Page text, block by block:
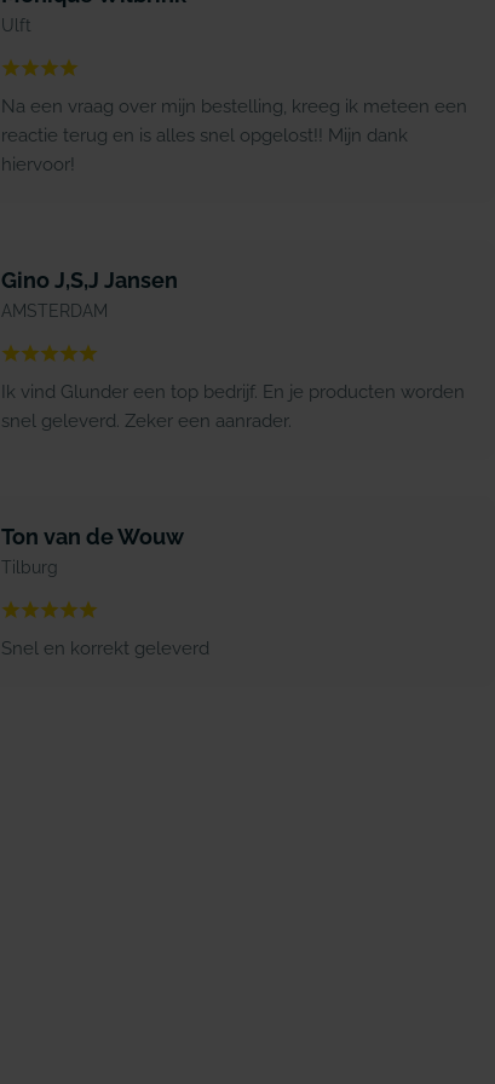
Ulft
Na een vraag over mijn bestelling, kreeg ik meteen een
reactie terug en is alles snel opgelost!! Mijn dank
hiervoor!
Gino J,S,J Jansen
AMSTERDAM
Ik vind Glunder een top bedrijf. En je producten worden
snel geleverd. Zeker een aanrader.
Ton van de Wouw
Tilburg
Snel en korrekt geleverd